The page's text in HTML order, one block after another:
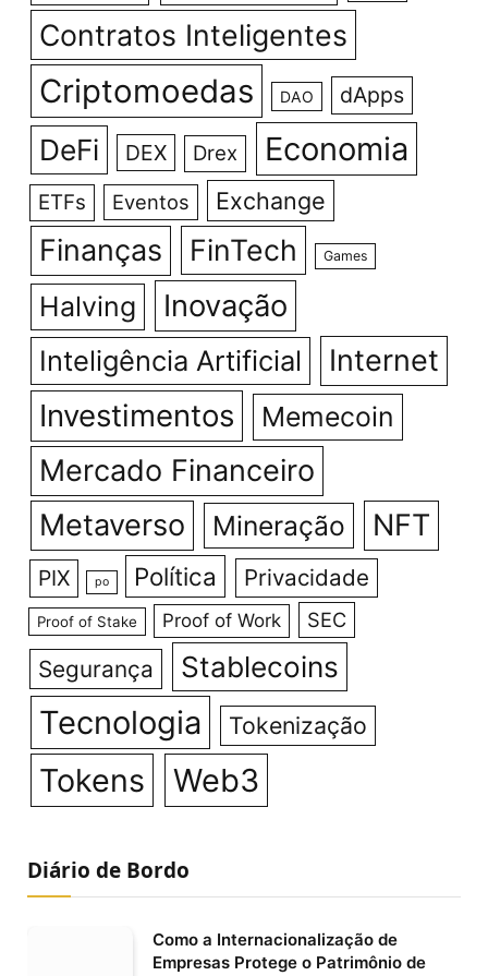
Contratos Inteligentes
Criptomoedas DAO dApps
DeFi DEX Drex Economia
ETFs Eventos Exchange
Finanças FinTech Games
Halving Inovação
Inteligência Artificial Internet
Investimentos Memecoin
Mercado Financeiro
Metaverso
Mineração NFT
PIX po Política Privacidade
Proof of Stake Proof of Work SEC
Segurança Stablecoins
Tecnologia Tokenização
Tokens Web3
Diário de Bordo
Como a Internacionalização de
Empresas Protege o Patrimônio de